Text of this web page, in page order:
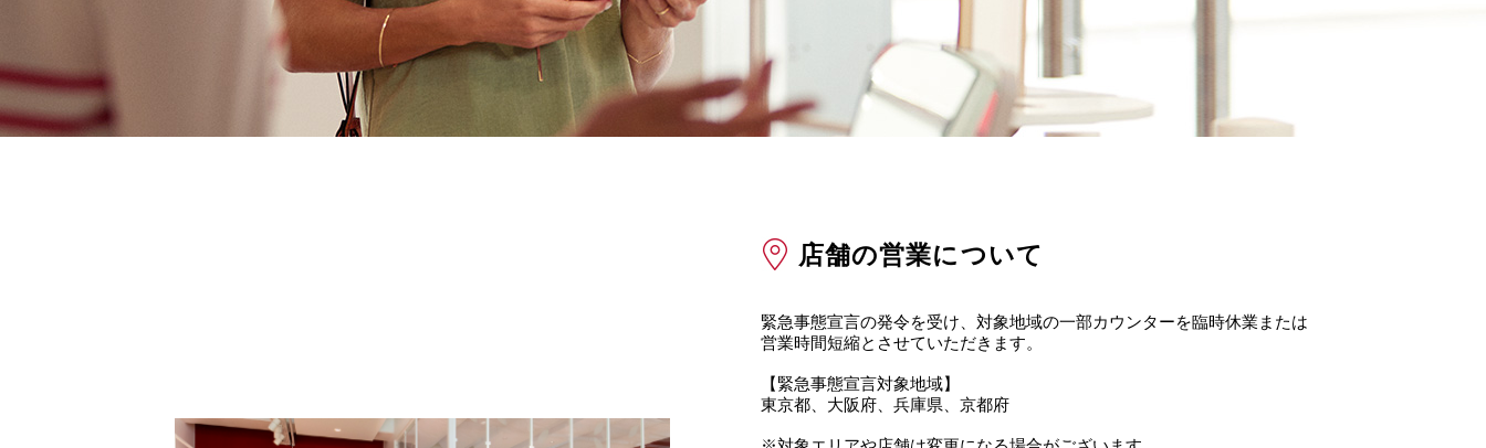
店舗の営業について
緊急事態宣言の発令を受け、対象地域の一部カウンターを臨時休業または
営業時間短縮とさせていただきます。
【緊急事態宣言対象地域】
東京都、大阪府、兵庫県、京都府